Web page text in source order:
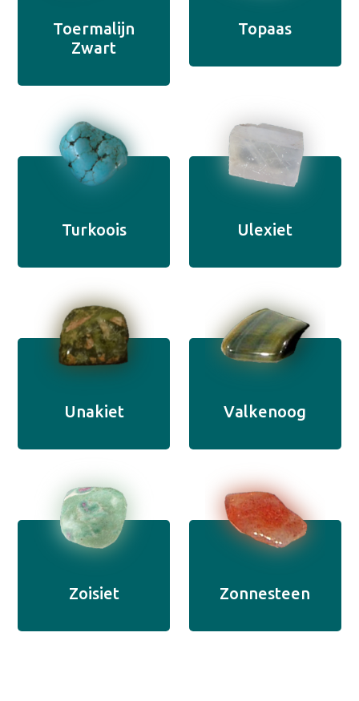
Toermalijn
Zwart
Topaas
Turkoois Ulexiet
Unakiet Valkenoog
Zoisiet Zonnesteen